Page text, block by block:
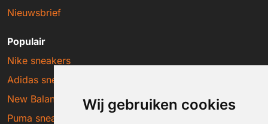
Wij gebruiken cookies
Nieuwsbrief
Populair
Nike sneakers
Adidas sneakers
New Balance sneakers
Puma sneakers